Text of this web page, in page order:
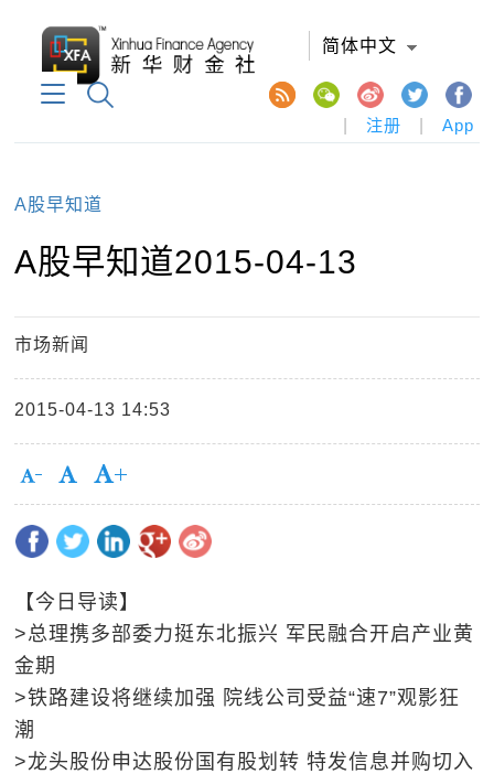
简体中文
注册 App
A股早知道
A股早知道2015-04-13
市场新闻
2015-04-13 14:53
【今日导读】
>总理携多部委力挺东北振兴 军民融合开启产业黄
金期
>铁路建设将继续加强 院线公司受益“速7”观影狂
潮
>龙头股份申达股份国有股划转 特发信息并购切入